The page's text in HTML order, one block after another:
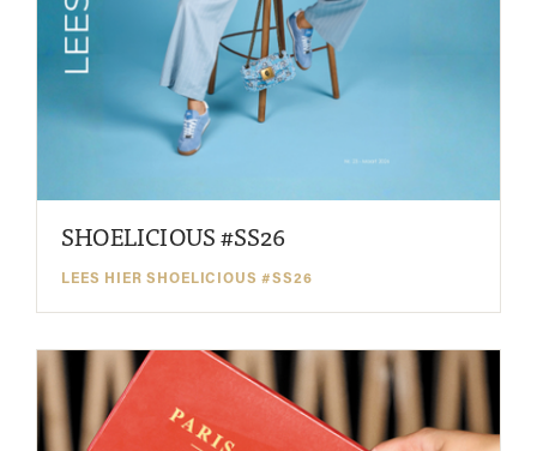
SHOELICIOUS #SS26
LEES HIER SHOELICIOUS #SS26